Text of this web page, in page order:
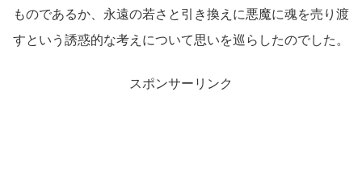
ものであるか、永遠の若さと引き換えに悪魔に魂を売り渡
すという誘惑的な考えについて思いを巡らしたのでした。
スポンサーリンク